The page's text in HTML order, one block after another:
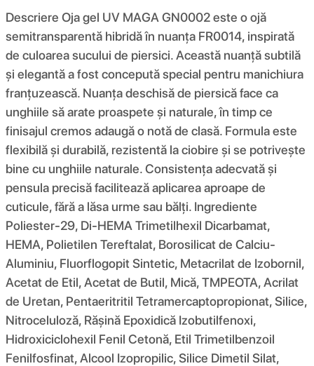
Descriere Oja gel UV MAGA GN0002 este o ojă
semitransparentă hibridă în nuanța FR0014, inspirată
de culoarea sucului de piersici. Această nuanță subtilă
și elegantă a fost concepută special pentru manichiura
franțuzească. Nuanța deschisă de piersică face ca
unghiile să arate proaspete și naturale, în timp ce
finisajul cremos adaugă o notă de clasă. Formula este
flexibilă și durabilă, rezistentă la ciobire și se potrivește
bine cu unghiile naturale. Consistența adecvată și
pensula precisă facilitează aplicarea aproape de
cuticule, fără a lăsa urme sau bălți. Ingrediente
Poliester-29, Di-HEMA Trimetilhexil Dicarbamat,
HEMA, Polietilen Tereftalat, Borosilicat de Calciu-
Aluminiu, Fluorflogopit Sintetic, Metacrilat de Izobornil,
Acetat de Etil, Acetat de Butil, Mică, TMPEOTA, Acrilat
de Uretan, Pentaeritritil Tetramercaptopropionat, Silice,
Nitroceluloză, Rășină Epoxidică Izobutilfenoxi,
Hidroxiciclohexil Fenil Cetonă, Etil Trimetilbenzoil
Fenilfosfinat, Alcool Izopropilic, Silice Dimetil Silat,